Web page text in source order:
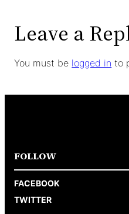
Leave a
You must be logged in to
FOLLOW
FACEBOOK
TWITTER